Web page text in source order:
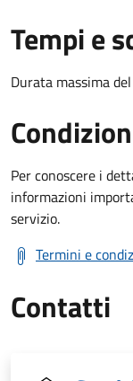
Tempi e
Durata massima
Per conoscere i
informazioni
servizio.
Termini e
Contatti